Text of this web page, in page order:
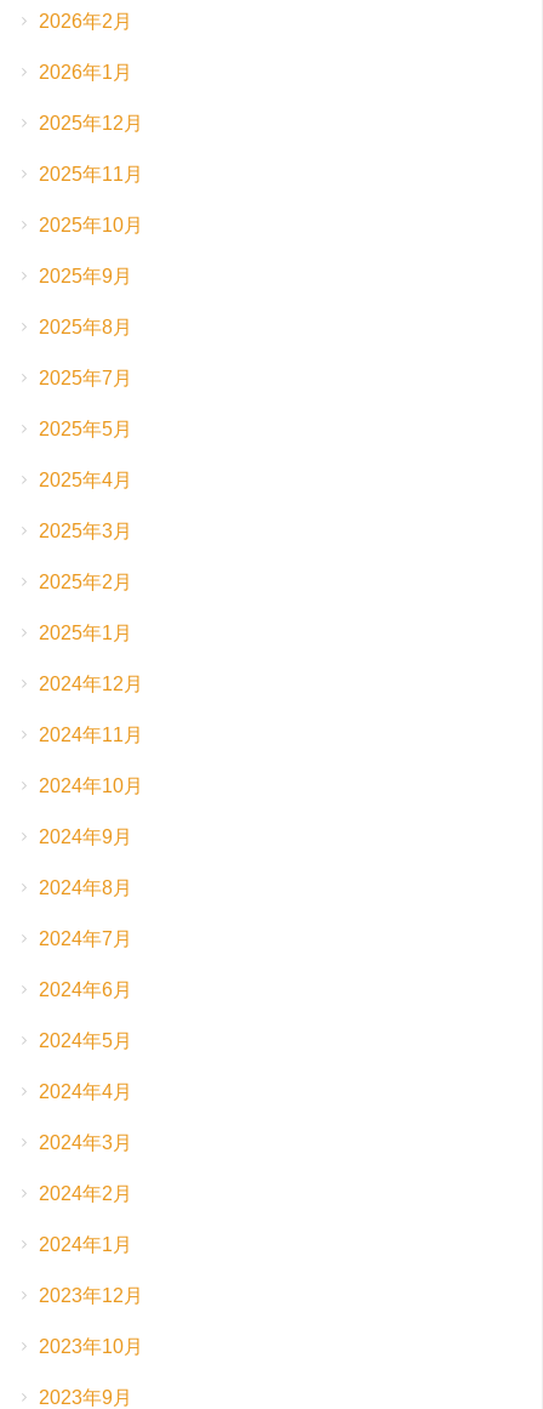
2026年2月
2026年1月
2025年12月
2025年11月
2025年10月
2025年9月
2025年8月
2025年7月
2025年5月
2025年4月
2025年3月
2025年2月
2025年1月
2024年12月
2024年11月
2024年10月
2024年9月
2024年8月
2024年7月
2024年6月
2024年5月
2024年4月
2024年3月
2024年2月
2024年1月
2023年12月
2023年10月
2023年9月